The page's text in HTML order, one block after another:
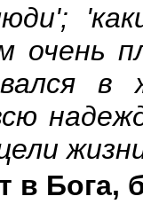
очень
в
в Бога,